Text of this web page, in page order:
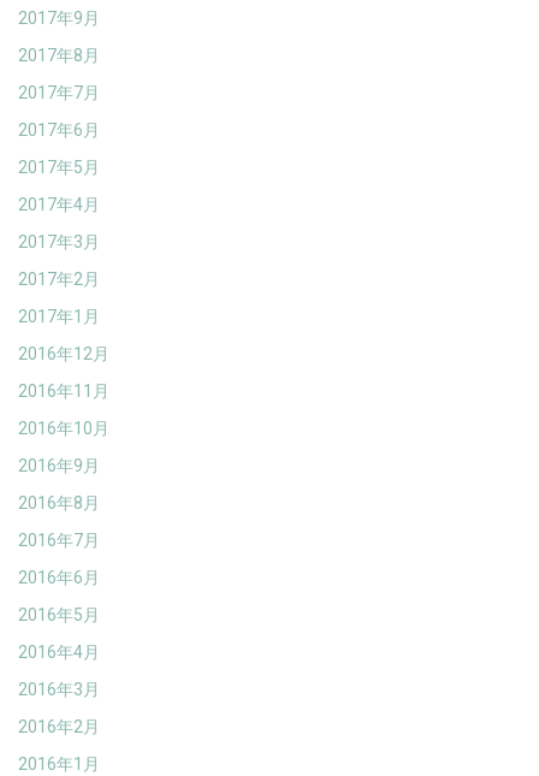
2017年9月
2017年8月
2017年7月
2017年6月
2017年5月
2017年4月
2017年3月
2017年2月
2017年1月
2016年12月
2016年11月
2016年10月
2016年9月
2016年8月
2016年7月
2016年6月
2016年5月
2016年4月
2016年3月
2016年2月
2016年1月